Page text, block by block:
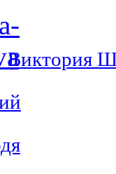
Виктория